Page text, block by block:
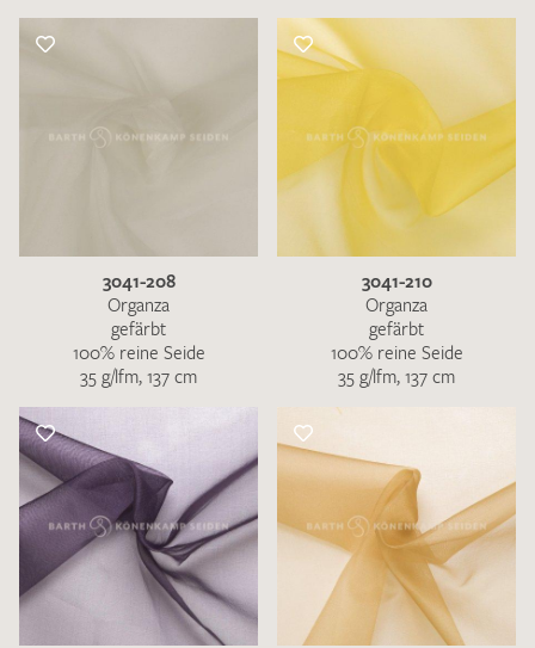
3041-208
Organza
gefärbt
100% reine Seide
35 g/lfm, 137 cm
3041-210
Organza
gefärbt
100% reine Seide
35 g/lfm, 137 cm